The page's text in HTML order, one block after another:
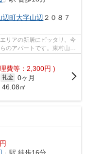
辺町大字山辺 ２０８７
アの新居にピッタリ。今
のアパートです。東村山郡
費等：2,300円 )
礼金 0ヶ月
46.08㎡